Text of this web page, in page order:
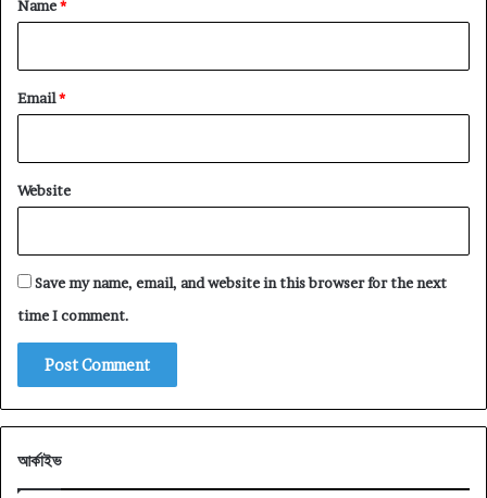
Name*
Email*
Website
Save my name, email, and website in this browser for the next
time I comment.
আর্কাইভ